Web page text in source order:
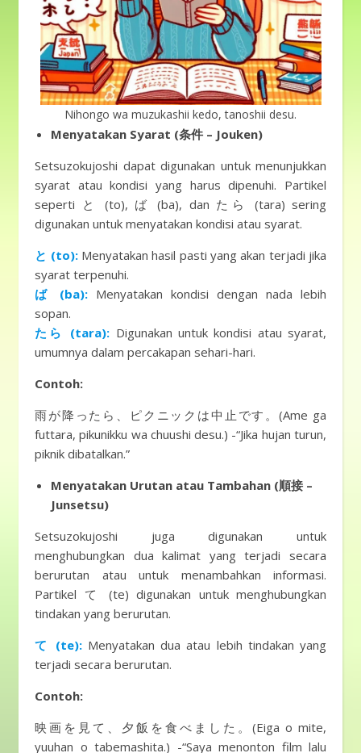
Nihongo wa muzukashii kedo, tanoshii desu.
Menyatakan Syarat (条件 – Jouken)
Setsuzokujoshi dapat digunakan untuk menunjukkan
syarat atau kondisi yang harus dipenuhi. Partikel
seperti と (to), ば (ba), dan たら (tara) sering
digunakan untuk menyatakan kondisi atau syarat.
と (to):Menyatakan hasil pasti yang akan terjadi jika
syarat terpenuhi.
ば (ba): Menyatakan kondisi dengan nada lebih
sopan.
たら (tara): Digunakan untuk kondisi atau syarat,
umumnya dalam percakapan sehari-hari.
Contoh:
雨が降ったら、ピクニックは中止です。(Ame ga
futtara, pikunikku wa chuushi desu.) -“Jika hujan turun,
piknik dibatalkan.”
Menyatakan Urutan atau Tambahan (順接 –
Junsetsu)
Setsuzokujoshi juga digunakan untuk
menghubungkan dua kalimat yang terjadi secara
berurutan atau untuk menambahkan informasi.
Partikel て (te) digunakan untuk menghubungkan
tindakan yang berurutan.
て (te): Menyatakan dua atau lebih tindakan yang
terjadi secara berurutan.
Contoh:
映画を見て、夕飯を食べました。(Eiga o mite,
yuuhan o tabemashita.) -“Saya menonton film lalu